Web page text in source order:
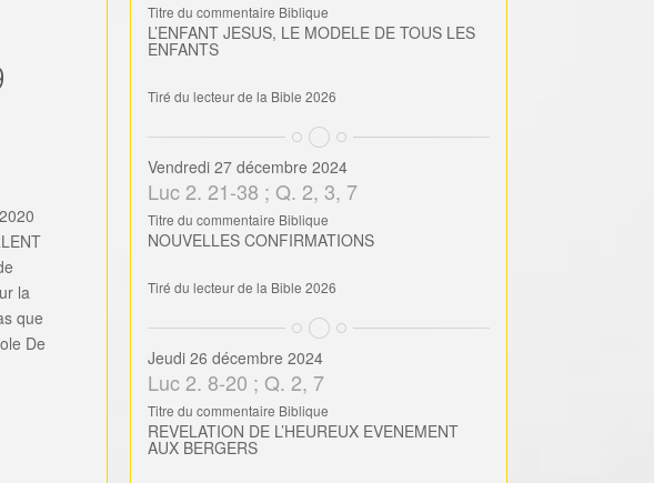
la
que
De
Titre du commentaire Biblique
L’ENFANT JESUS, LE MODELE DE TOUS LES
ENFANTS
Tiré du lecteur de la Bible 2026
Vendredi 27 décembre 2024
Luc 2. 21-38 ; Q. 2, 3, 7
Titre du commentaire Biblique
NOUVELLES CONFIRMATIONS
Tiré du lecteur de la Bible 2026
Jeudi 26 décembre 2024
Luc 2. 8-20 ; Q. 2, 7
Titre du commentaire Biblique
REVELATION DE L’HEUREUX EVENEMENT
AUX BERGERS